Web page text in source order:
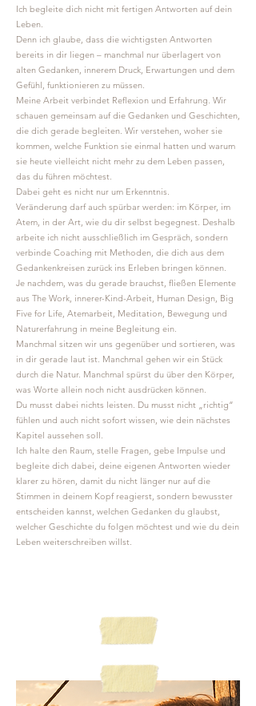
Ich begleite dich nicht mit fertigen Antworten auf dein
Leben.
Denn ich glaube, dass die wichtigsten Antworten
bereits in dir liegen – manchmal nur überlagert von
alten Gedanken, innerem Druck, Erwartungen und dem
Gefühl, funktionieren zu müssen.
Meine Arbeit verbindet Reflexion und Erfahrung. Wir
schauen gemeinsam auf die Gedanken und Geschichten,
die dich gerade begleiten. Wir verstehen, woher sie
kommen, welche Funktion sie einmal hatten und warum
sie heute vielleicht nicht mehr zu dem Leben passen,
das du führen möchtest.
Dabei geht es nicht nur um Erkenntnis.
Veränderung darf auch spürbar werden: im Körper, im
Atem, in der Art, wie du dir selbst begegnest. Deshalb
arbeite ich nicht ausschließlich im Gespräch, sondern
verbinde Coaching mit Methoden, die dich aus dem
Gedankenkreisen zurück ins Erleben bringen können.
Je nachdem, was du gerade brauchst, fließen Elemente
aus The Work, innerer-Kind-Arbeit, Human Design, Big
Five for Life, Atemarbeit, Meditation, Bewegung und
Naturerfahrung in meine Begleitung ein.
Manchmal sitzen wir uns gegenüber und sortieren, was
in dir gerade laut ist. Manchmal gehen wir ein Stück
durch die Natur. Manchmal spürst du über den Körper,
was Worte allein noch nicht ausdrücken können.
Du musst dabei nichts leisten. Du musst nicht „richtig“
fühlen und auch nicht sofort wissen, wie dein nächstes
Kapitel aussehen soll.
Ich halte den Raum, stelle Fragen, gebe Impulse und
begleite dich dabei, deine eigenen Antworten wieder
klarer zu hören, damit du nicht länger nur auf die
Stimmen in deinem Kopf reagierst, sondern bewusster
entscheiden kannst, welchen Gedanken du glaubst,
welcher Geschichte du folgen möchtest und wie du dein
Leben weiterschreiben willst.